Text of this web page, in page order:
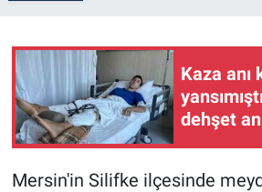
Kaza anı
dehşet
Mersin'in Silifke ilçesinde